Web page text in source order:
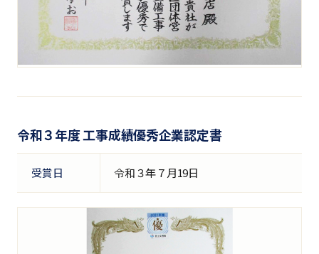
令和３年度 工事成績優秀企業認定書
受賞日 令和３年７月19日